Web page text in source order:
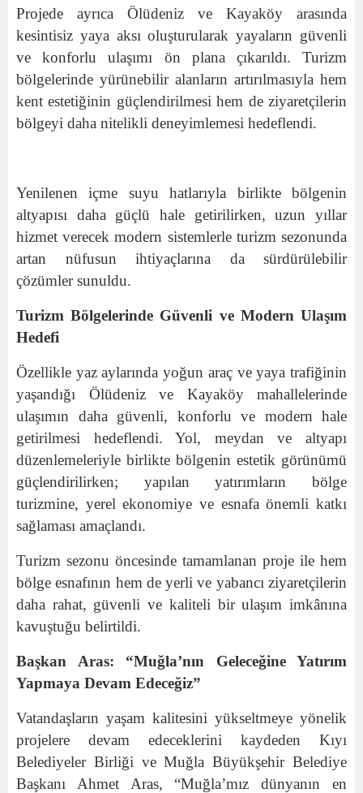
Projede ayrıca Ölüdeniz ve Kayaköy arasında
kesintisiz yaya aksı oluşturularak yayaların güvenli
ve konforlu ulaşımı ön plana çıkarıldı. Turizm
bölgelerinde yürünebilir alanların artırılmasıyla hem
kent estetiğinin güçlendirilmesi hem de ziyaretçilerin
bölgeyi daha nitelikli deneyimlemesi hedeflendi.
Yenilenen içme suyu hatlarıyla birlikte bölgenin
altyapısı daha güçlü hale getirilirken, uzun yıllar
hizmet verecek modern sistemlerle turizm sezonunda
artan nüfusun ihtiyaçlarına da sürdürülebilir
çözümler sunuldu.
Turizm Bölgelerinde Güvenli ve Modern Ulaşım
Hedefi
Özellikle yaz aylarında yoğun araç ve yaya trafiğinin
yaşandığı Ölüdeniz ve Kayaköy mahallelerinde
ulaşımın daha güvenli, konforlu ve modern hale
getirilmesi hedeflendi. Yol, meydan ve altyapı
düzenlemeleriyle birlikte bölgenin estetik görünümü
güçlendirilirken; yapılan yatırımların bölge
turizmine, yerel ekonomiye ve esnafa önemli katkı
sağlaması amaçlandı.
Turizm sezonu öncesinde tamamlanan proje ile hem
bölge esnafının hem de yerli ve yabancı ziyaretçilerin
daha rahat, güvenli ve kaliteli bir ulaşım imkânına
kavuştuğu belirtildi.
Başkan Aras: “Muğla’nın Geleceğine Yatırım
Yapmaya Devam Edeceğiz”
Vatandaşların yaşam kalitesini yükseltmeye yönelik
projelere devam edeceklerini kaydeden Kıyı
Belediyeler Birliği ve Muğla Büyükşehir Belediye
Başkanı Ahmet Aras, “Muğla’mız dünyanın en